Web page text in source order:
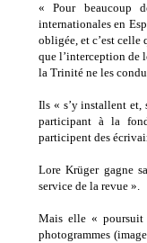
« Pour beaucoup
internationales en
obligée, et c’est celle
que l’interception de
la Trinité ne les
Ils « s’y installent et,
participant à la
participent des
Lore Krüger gagne
service de la revue ».
Mais elle « poursuit
photogrammes